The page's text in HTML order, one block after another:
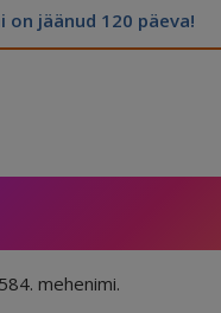
on jäänud 120 päeva!
mehenimi.